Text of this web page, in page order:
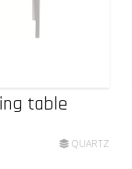
table
QUARTZ